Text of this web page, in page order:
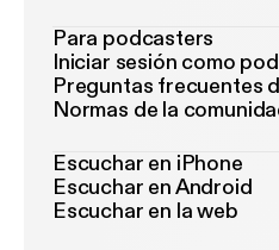
Para podcasters
Iniciar sesión como
Preguntas frecuentes
Normas de la
Escuchar en iPhone
Escuchar en Android
Escuchar en la web